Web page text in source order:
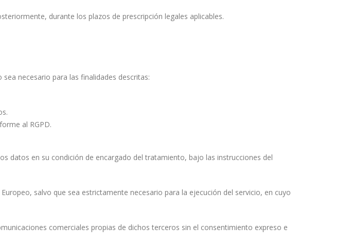
durante los plazos de prescripción legales aplicables.
necesario para las finalidades descritas:
al RGPD.
datos en su condición de encargado del tratamiento, bajo las instrucciones del
salvo que sea estrictamente necesario para la ejecución del servicio, en cuyo
comerciales propias de dichos terceros sin el consentimiento expreso e